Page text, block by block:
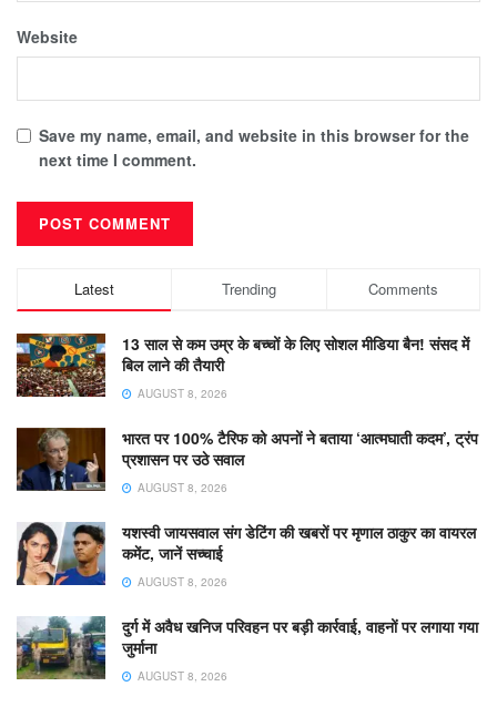
Website
Save my name, email, and website in this browser for the
next time I comment.
Latest Trending Comments
13 साल से कम उम्र के बच्चों के लिए सोशल मीडिया बैन! संसद में
बिल लाने की तैयारी
AUGUST 8, 2026
भारत पर 100% टैरिफ को अपनों ने बताया ‘आत्मघाती कदम’, ट्रंप
प्रशासन पर उठे सवाल
AUGUST 8, 2026
यशस्वी जायसवाल संग डेटिंग की खबरों पर मृणाल ठाकुर का वायरल
कमेंट, जानें सच्चाई
AUGUST 8, 2026
दुर्ग में अवैध खनिज परिवहन पर बड़ी कार्रवाई, वाहनों पर लगाया गया
जुर्माना
AUGUST 8, 2026